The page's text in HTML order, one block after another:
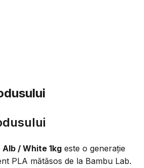
Alb / White 1kg este o generație
PLA mătăsos de la Bambu Lab.